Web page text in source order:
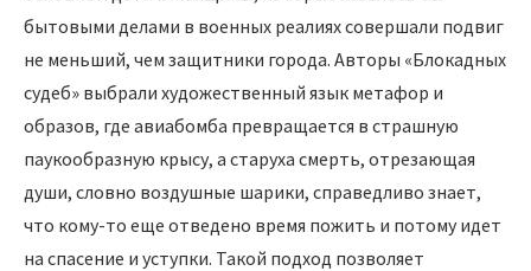
бытовыми делами в военных реалиях совершали подвиг
не меньший, чем защитники города. Авторы «Блокадных
судеб» выбрали художественный язык метафор и
образов, где авиабомба превращается в страшную
паукообразную крысу, а старуха смерть, отрезающая
души, словно воздушные шарики, справедливо знает,
что кому-то еще отведено время пожить и потому идет
на спасение и уступки. Такой подход позволяет